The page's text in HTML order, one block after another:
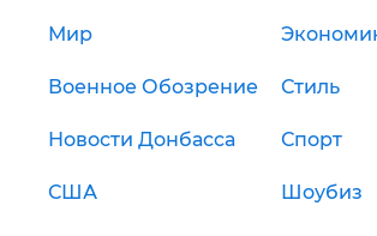
Мир
Военное Обозрение Стиль
Новости Донбасса Спорт
США Шоубиз